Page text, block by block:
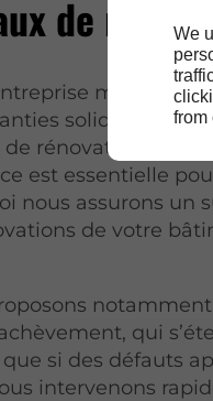
We
from
de
met un
solides après
rénovation. Nous
est essentielle
nous assurons un
de votre
qui
si des défauts
intervenons